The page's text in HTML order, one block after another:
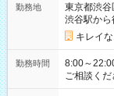
勤務地
東京都渋谷
渋谷駅か
キレイ
勤務時間
8:00～
ご相談くだ